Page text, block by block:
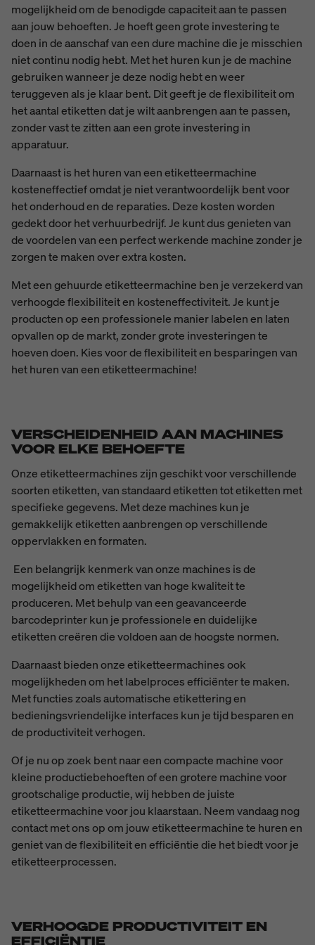
mogelijkheid om de benodigde capaciteit aan te passen
aan jouw behoeften. Je hoeft geen grote investering te
doen in de aanschaf van een dure machine die je misschien
niet continu nodig hebt. Met het huren kun je de machine
gebruiken wanneer je deze nodig hebt en weer
teruggeven als je klaar bent. Dit geeft je de flexibiliteit om
het aantal etiketten dat je wilt aanbrengen aan te passen,
zonder vast te zitten aan een grote investering in
apparatuur.
Daarnaast is het huren van een etiketteermachine
kosteneffectief omdat je niet verantwoordelijk bent voor
het onderhoud en de reparaties. Deze kosten worden
gedekt door het verhuurbedrijf. Je kunt dus genieten van
de voordelen van een perfect werkende machine zonder je
zorgen te maken over extra kosten.
Met een gehuurde etiketteermachine ben je verzekerd van
verhoogde flexibiliteit en kosteneffectiviteit. Je kunt je
producten op een professionele manier labelen en laten
opvallen op de markt, zonder grote investeringen te
hoeven doen. Kies voor de flexibiliteit en besparingen van
het huren van een etiketteermachine!
VERSCHEIDENHEID AAN MACHINES
VOOR ELKE BEHOEFTE
Onze etiketteermachines zijn geschikt voor verschillende
soorten etiketten, van standaard etiketten tot etiketten met
specifieke gegevens. Met deze machines kun je
gemakkelijk etiketten aanbrengen op verschillende
oppervlakken en formaten.
Een belangrijk kenmerk van onze machines is de
mogelijkheid om etiketten van hoge kwaliteit te
produceren. Met behulp van een geavanceerde
barcodeprinter kun je professionele en duidelijke
etiketten creëren die voldoen aan de hoogste normen.
Daarnaast bieden onze etiketteermachines ook
mogelijkheden om het labelproces efficiënter te maken.
Met functies zoals automatische etikettering en
bedieningsvriendelijke interfaces kun je tijd besparen en
de productiviteit verhogen.
Of je nu op zoek bent naar een compacte machine voor
kleine productiebehoeften of een grotere machine voor
grootschalige productie, wij hebben de juiste
etiketteermachine voor jou klaarstaan. Neem vandaag nog
contact met ons op om jouw etiketteermachine te huren en
geniet van de flexibiliteit en efficiëntie die het biedt voor je
etiketteerprocessen.
VERHOOGDE PRODUCTIVITEIT EN
EFFICIËNTIE